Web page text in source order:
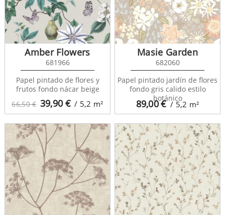
66,50 € 39,90€ / 5,2 m²
Amber Flowers
681966
Papel pintado de flores y
frutos fondo nácar beige
89,00€ / 5,2 m²
Masie Garden
682060
Papel pintado jardín de flores
fondo gris calido estilo
botánico